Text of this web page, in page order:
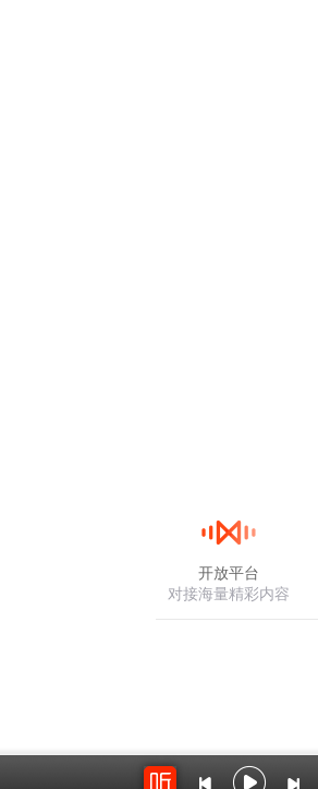
开放平台
对接海量精彩内容